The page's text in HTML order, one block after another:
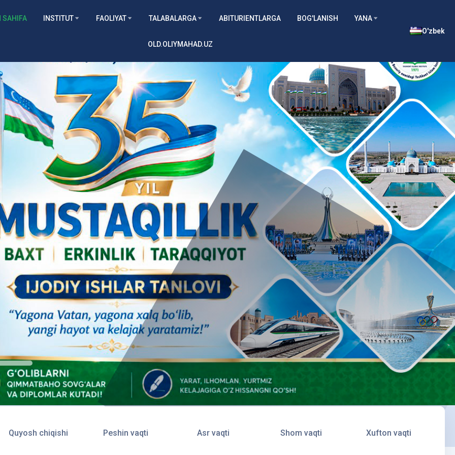
SAHIFA INSTITUT FAOLIYAT TALABALARGA ABITURIENTLARGA BOG'LANISH YANA
OLD.OLIYMAHAD.UZ
O'zbek
Quyosh chiqishi Peshin vaqti Asr vaqti Shom vaqti Xufton vaqti